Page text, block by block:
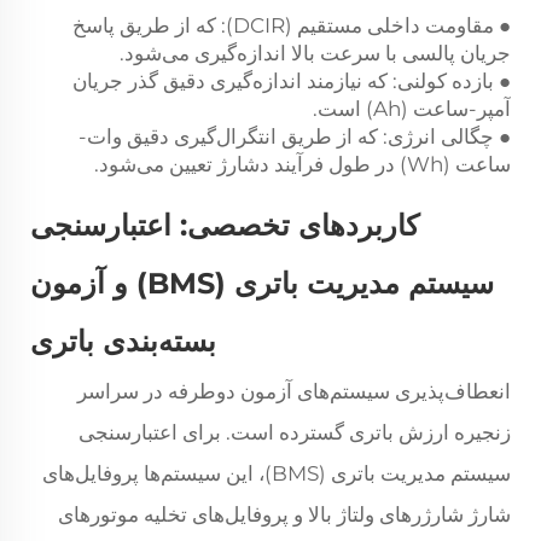
●
مقاومت داخلی مستقیم (DCIR): که از طریق پاسخ
جریان پالسی با سرعت بالا اندازه‌گیری می‌شود.
● بازده کولنی: که نیازمند اندازه‌گیری دقیق گذر جریان
آمپر-ساعت (Ah) است.
● چگالی انرژی: که از طریق انتگرال‌گیری دقیق وات-
ساعت (Wh) در طول فرآیند دشارژ تعیین می‌شود.
کاربردهای تخصصی: اعتبارسنجی
سیستم مدیریت باتری (BMS) و آزمون
بسته‌بندی باتری
انعطاف‌پذیری سیستم‌های آزمون دوطرفه در سراسر
زنجیره ارزش باتری گسترده است. برای اعتبارسنجی
سیستم مدیریت باتری (BMS)، این سیستم‌ها پروفایل‌های
شارژ شارژرهای ولتاژ بالا و پروفایل‌های تخلیه موتورهای